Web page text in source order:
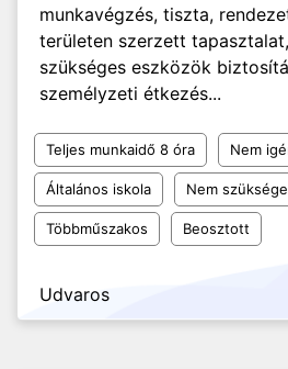
munkavégzés, tiszta,
területen szerzett
szükséges eszközök
személyzeti étkezés...
Teljes munkaidő 8 óra Nem
Általános iskola Nem
Többműszakos Beosztott
Udvaros